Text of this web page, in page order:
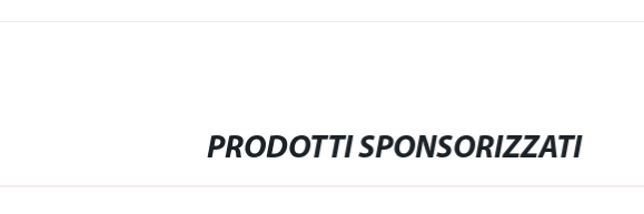
PRODOTTI SPONSORIZZATI